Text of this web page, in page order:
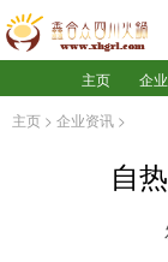
主页 企
主页 > 企业资讯 >
自